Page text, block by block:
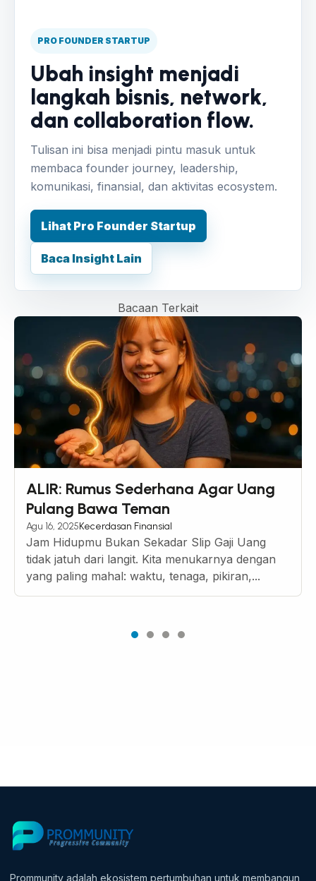
PRO FOUNDER STARTUP
Ubah insight menjadi
langkah bisnis, network,
dan collaboration flow.
Tulisan ini bisa menjadi pintu masuk untuk
membaca founder journey, leadership,
komunikasi, finansial, dan aktivitas ecosystem.
Lihat Pro Founder Startup
Baca Insight Lain
Bacaan Terkait
ALIR: Rumus Sederhana Agar Uang
Pulang Bawa Teman
Agu 16, 2025Kecerdasan Finansial
Jam Hidupmu Bukan Sekadar Slip Gaji Uang
tidak jatuh dari langit. Kita menukarnya dengan
yang paling mahal: waktu, tenaga, pikiran,...
Prommunity adalah ekosistem pertumbuhan untuk membangun